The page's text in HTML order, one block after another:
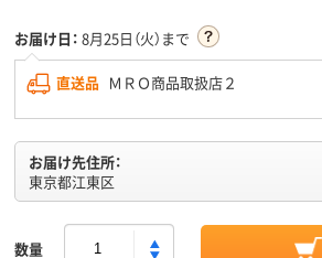
お届け日： 8月25日（火）まで
直送品 ＭＲＯ商品取扱店２
お届け先住所：
東京都江東区
数量